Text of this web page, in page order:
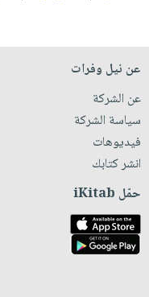
عن نيل وفرات
عن الشركة
سياسة الشركة
فيديوهات
انشر كتابك
حمّل iKitab